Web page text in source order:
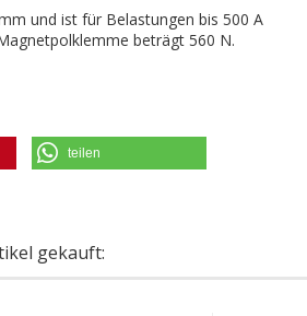
und ist für Belastungen bis 500 A
beträgt 560 N.
teilen
gekauft: